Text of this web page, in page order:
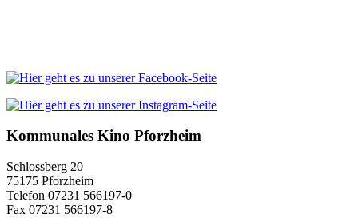
Kommunales Kino Pforzheim
Schlossberg 20
75175 Pforzheim
Telefon 07231 566197-0
Fax 07231 566197-8